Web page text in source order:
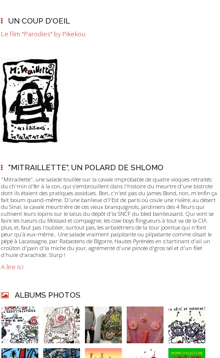
UN COUP D'OEIL
Le film "Parodies" by Pikekou
"MITRAILLETTE", UN POLARD DE SHLOMO
"Mitraillette", une salade touillée sur la cavale improbable de quatre vioques retraités
du ch'min d'fer à la con, qui s'embrouillent dans l'histoire du meurtre d'une bistrote
dont ils étaient des pratiques assidues. Bon, c'n'est pas du James Bond, non, m'enfin ça
fait boum quand-même. D'une banlieue d'l'Est de paris où coule une rivière, au désert
du Sinaï, la cavale meurtrière de ces vieux branquignols, jardiniers des 4 fleurs qui
cultivent leurs lopins sur le talus du dépôt d'la SNCF du bled banlieusard. Qui vont se
faire les tueurs du Mossad et compagnie, les cow-boys flingueurs à tout va de la CIA
plus, et, faut pas l'oublier, surtout pas, les arbalétriers de la tour pointue qui n'font
peur qu'à eux-même.. Une salade vraiment palpitante ou pilpatante comme disait le
pépé à Lacassagne, par Rabastens de Bigorre, Hautes Pyrénées en s'tartinant d'ail un
croûton d'pain d'la miche du jour, agrémenté d'une pincée d'gros sel et d'un filet
d'huile d'arachide. Slurp !
A lire ici
ALBUMS PHOTOS